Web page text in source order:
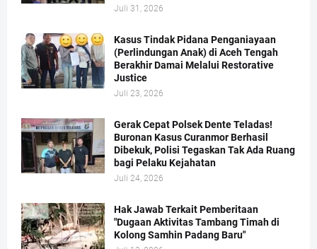
Juli 31, 2026
Kasus Tindak Pidana Penganiayaan
(Perlindungan Anak) di Aceh Tengah
Berakhir Damai Melalui Restorative
Justice
Juli 23, 2026
Gerak Cepat Polsek Dente Teladas!
Buronan Kasus Curanmor Berhasil
Dibekuk, Polisi Tegaskan Tak Ada Ruang
bagi Pelaku Kejahatan
Juli 24, 2026
Hak Jawab Terkait Pemberitaan
"Dugaan Aktivitas Tambang Timah di
Kolong Samhin Padang Baru"